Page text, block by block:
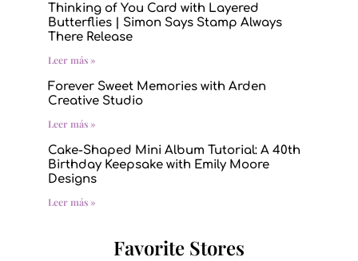
Thinking of You Card with Layered
Butterflies | Simon Says Stamp Always
There Release
Leer más »
Forever Sweet Memories with Arden
Creative Studio
Leer más »
Cake-Shaped Mini Album Tutorial: A 40th
Birthday Keepsake with Emily Moore
Designs
Leer más »
Favorite Stores